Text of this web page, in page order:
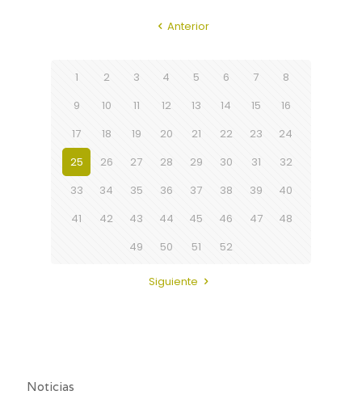
Anterior
1 2 3 4 5 6 7
8
9
10 11 12 13 14 15
16
17
18 19 20 21 22 23
24
25
26 27 28 29 30 31
32
33
34 35 36 37 38 39
40
41
42 43 44 45 46 47
48
49
50 51 52
Siguiente
Noticias